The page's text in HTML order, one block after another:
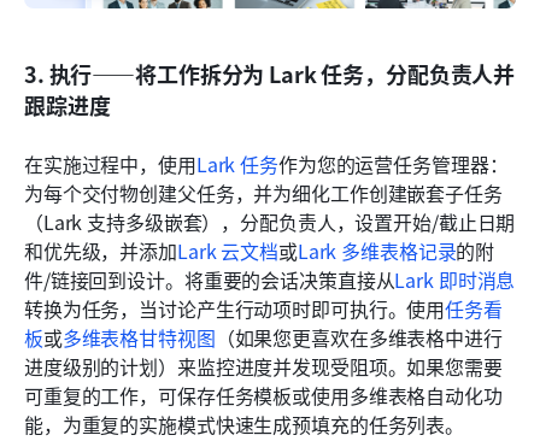
3. 执行——将工作拆分为 Lark 任务，分配负责人并
跟踪进度
在实施过程中，使用Lark 任务作为您的运营任务管理器：
为每个交付物创建父任务，并为细化工作创建嵌套子任务
（Lark 支持多级嵌套），分配负责人，设置开始/截止日期
和优先级，并添加Lark 云文档或Lark 多维表格记录的附
件/链接回到设计。将重要的会话决策直接从Lark 即时消息
转换为任务，当讨论产生行动项时即可执行。使用任务看
板或多维表格甘特视图 （如果您更喜欢在多维表格中进行
进度级别的计划）来监控进度并发现受阻项。如果您需要
可重复的工作，可保存任务模板或使用多维表格自动化功
能，为重复的实施模式快速生成预填充的任务列表。